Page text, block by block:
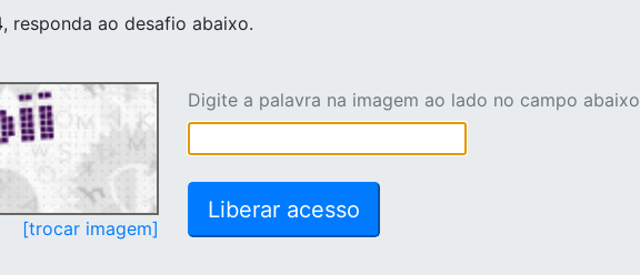
, responda ao desafio abaixo.
[trocar imagem]
Digite a palavra na imagem ao lado no campo abaixo